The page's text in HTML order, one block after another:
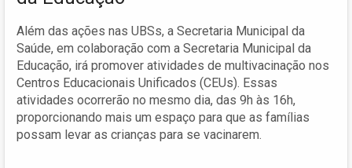
Além das ações nas UBSs, a Secretaria Municipal da
Saúde, em colaboração com a Secretaria Municipal da
Educação, irá promover atividades de multivacinação nos
Centros Educacionais Unificados (CEUs). Essas
atividades ocorrerão no mesmo dia, das 9h às 16h,
proporcionando mais um espaço para que as famílias
possam levar as crianças para se vacinarem.